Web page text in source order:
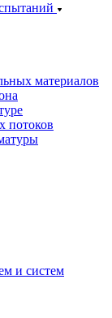
материалов
потоков
и систем